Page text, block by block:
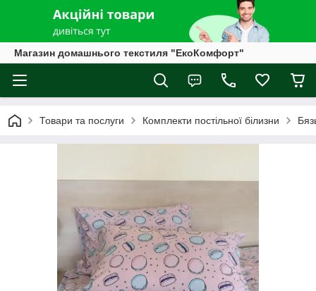
Магазин домашнього текстиля "ЕкоКомфорт"
Товари та послуги Комплекти постільної білизни